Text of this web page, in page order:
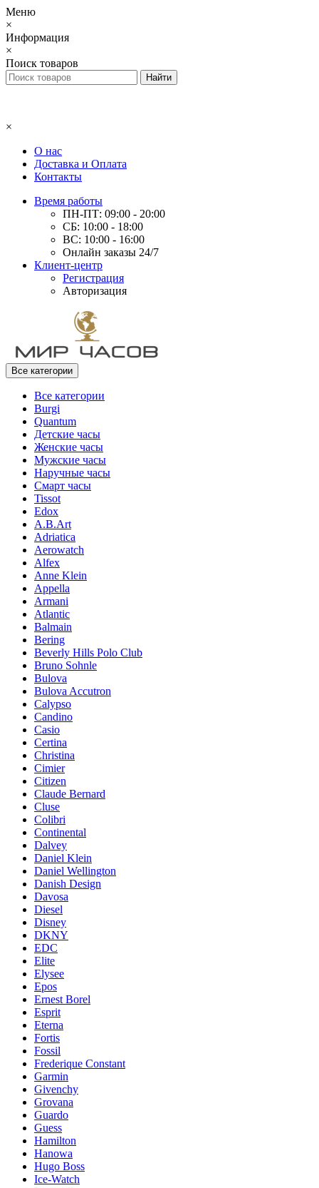
Меню
×
Информация
×
Поиск товаров
×
О нас
Доставка и Оплата
Контакты
Время работы
ПН-ПТ: 09:00 - 20:00
СБ: 10:00 - 18:00
ВС: 10:00 - 16:00
Онлайн заказы 24/7
Клиент-центр
Регистрация
Авторизация
Все категории
Все категории
Burgi
Quantum
Детские часы
Женские часы
Мужские часы
Наручные часы
Смарт часы
Tissot
Edox
A.B.Art
Adriatica
Aerowatch
Alfex
Anne Klein
Appella
Armani
Atlantic
Balmain
Bering
Beverly Hills Polo Club
Bruno Sohnle
Bulova
Bulova Accutron
Calypso
Candino
Casio
Certina
Christina
Cimier
Citizen
Claude Bernard
Cluse
Colibri
Continental
Dalvey
Daniel Klein
Daniel Wellington
Danish Design
Davosa
Diesel
Disney
DKNY
EDC
Elite
Elysee
Epos
Ernest Borel
Esprit
Eterna
Fortis
Fossil
Frederique Constant
Garmin
Givenchy
Grovana
Guardo
Guess
Hamilton
Hanowa
Hugo Boss
Ice-Watch